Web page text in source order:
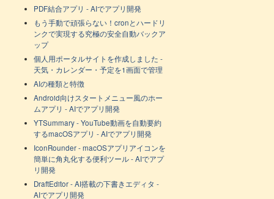
PDF結合アプリ - AIでアプリ開発
もう手動で頑張らない！cronとハードリ
ンクで実現する究極の安全自動バックア
ップ
個人用ポータルサイトを作成しました -
天気・カレンダー・予定を1画面で管理
AIの種類と特徴
Android向けスタートメニュー風のホー
ムアプリ - AIでアプリ開発
YTSummary - YouTube動画を自動要約
するmacOSアプリ - AIでアプリ開発
IconRounder - macOSアプリアイコンを
簡単に角丸化する便利ツール - AIでアプ
リ開発
DraftEditor - AI搭載の下書きエディタ -
AIでアプリ開発